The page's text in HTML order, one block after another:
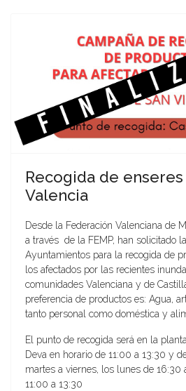
Recogida de
Valencia
Desde la Federación Valenciana de
a través de la FEMP, han solicitado
Ayuntamientos para la recogida de
los afectados por las recientes
comunidades Valenciana y de
preferencia de productos es: Agua,
tanto personal como doméstica y
El punto de recogida será en la
Deva en horario de 11:00 a 13:30 y
martes a viernes, los lunes de
11:00 a 13:30